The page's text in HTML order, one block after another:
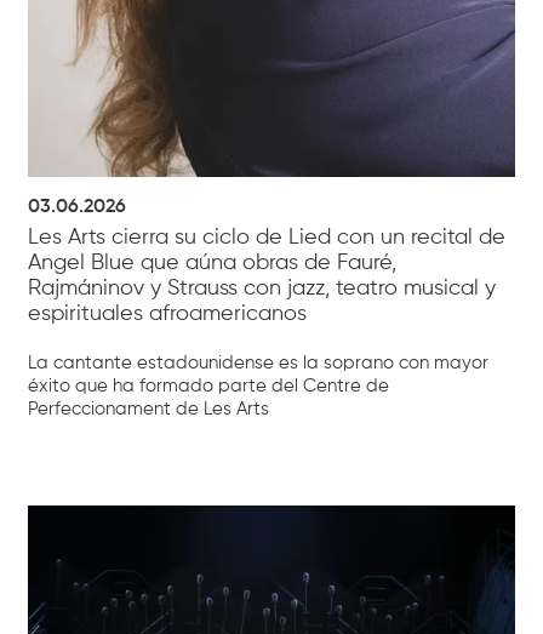
03.06.2026
Les Arts cierra su ciclo de Lied con un recital de
Angel Blue que aúna obras de Fauré,
Rajmáninov y Strauss con jazz, teatro musical y
espirituales afroamericanos
La cantante estadounidense es la soprano con mayor
éxito que ha formado parte del Centre de
Perfeccionament de Les Arts